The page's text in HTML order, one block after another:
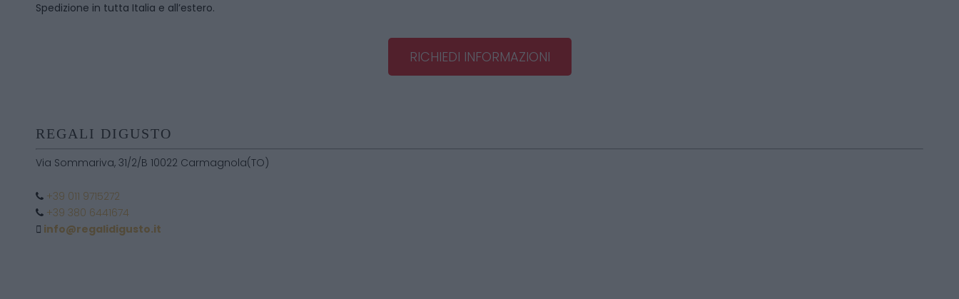
Spedizione in tutta Italia e all’estero.
RICHIEDI INFORMAZIONI
REGALI DIGUSTO
Via Sommariva, 31/2/B 10022 Carmagnola(TO)
+39 011 9715272
+39 380 6441674
info@regalidigusto.it